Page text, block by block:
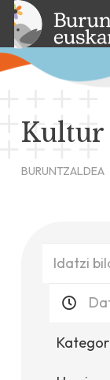
Kultur
BURUNTZALDEA